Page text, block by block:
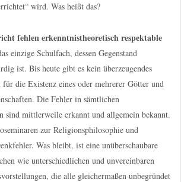
wird. Was heißt das?
fehlen erkenntnistheoretisch respektable
einzige Schulfach, dessen Gegenstand
ist. Bis heute gibt es kein überzeugendes
die Existenz eines oder mehrerer Götter und
Die Fehler in sämtlichen
sind mittlerweile erkannt und allgemein bekannt.
zur Religionsphilosophie und
Was bleibt, ist eine unüberschaubare
wie unterschiedlichen und unvereinbaren
die alle gleichermaßen unbegründet